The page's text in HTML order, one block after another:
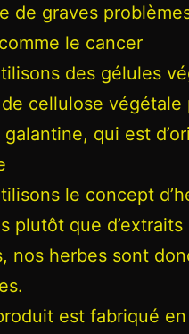
de graves
le cancer
des gélules
cellulose végétale
qui est
le concept
plutôt que d’extraits
nos herbes sont
est fabriqué